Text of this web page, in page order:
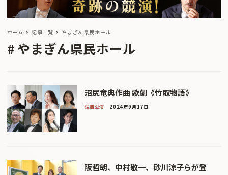
ホーム 記事一覧 やまぎん県民ホール
やまぎん県民ホール
沼尻竜典作曲 歌劇《竹取物語》
注目公演 2024年9月17日
阪哲朗、中村敬一、砂川涼子らが登